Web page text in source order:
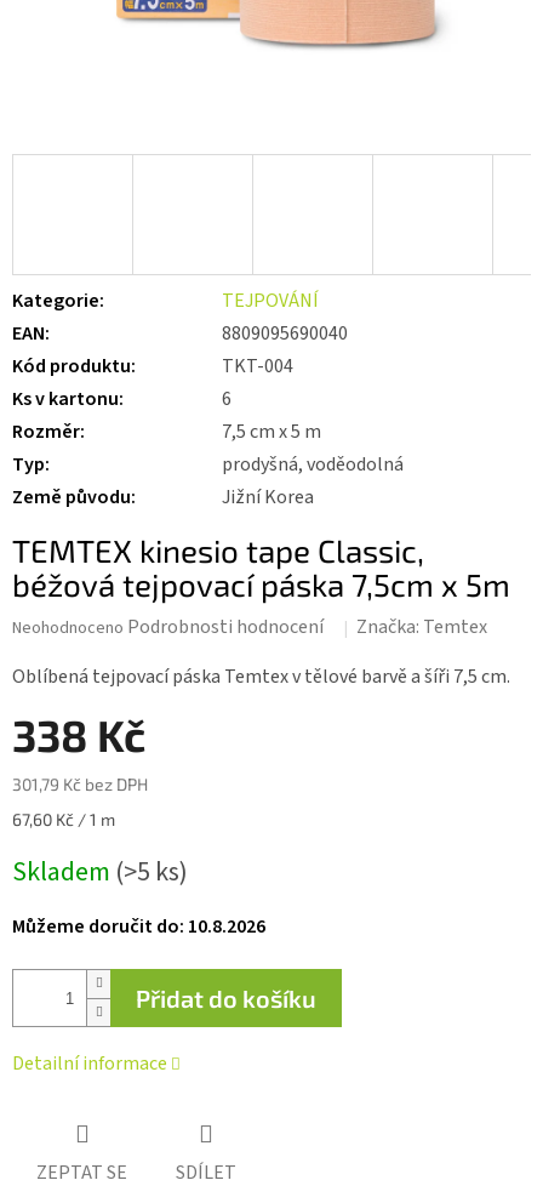
Kategorie:
TEJPOVÁNÍ
EAN:
8809095690040
Kód produktu:
TKT-004
Ks v kartonu:
6
Rozměr:
7,5 cm x 5 m
Typ:
prodyšná, voděodolná
Země původu: Jižní Korea
TEMTEX kinesio tape Classic,
béžová tejpovací páska 7,5cm x 5m
Průměrné
produktu
0,0
z 5
Neohodnoceno Podrobnosti hodnocení Značka: Temtex
Oblíbená tejpovací páska Temtex v tělové barvě a šíři 7,5 cm.
338 Kč
301,79 Kč bez DPH
Měrná
67,60 Kč / 1 m
Skladem (>5 ks)
Můžeme doručit do: 10.8.2026
Přidat do košíku
Detailní informace
ZEPTAT SE SDÍLET